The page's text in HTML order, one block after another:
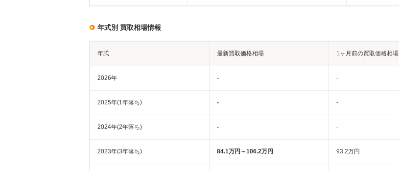
年式別 買取相場情報
年式 最新買取価格相場 1ヶ月前の買取価格相場
2026年 - -
2025年(1年落ち) - -
2024年(2年落ち) - -
2023年(3年落ち) 84.1万円～106.2万円 93.2万円